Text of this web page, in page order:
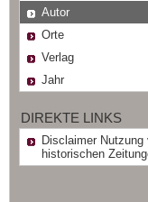
Autor
Orte
Verlag
Jahr
DIREKTE LINKS
Disclaimer Nutzung
historischen